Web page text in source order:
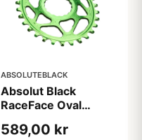
ABSOLUTEBLACK
Absolut Black
RaceFace Oval
589,00 kr